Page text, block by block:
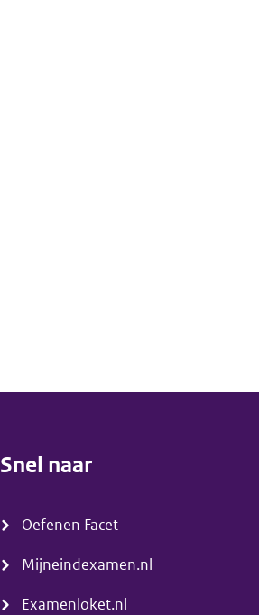
Snel naar
Oefenen Facet
Mijneindexamen.nl
Examenloket.nl